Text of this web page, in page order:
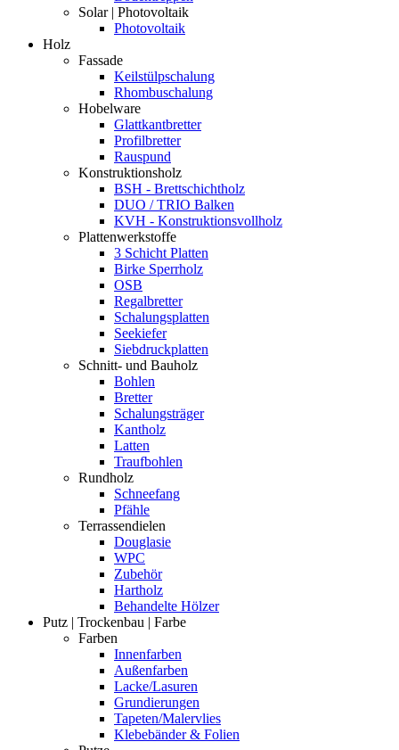
Solar | Photovoltaik
Photovoltaik
Holz
Fassade
Keilstülpschalung
Rhombuschalung
Hobelware
Glattkantbretter
Profilbretter
Rauspund
Konstruktionsholz
BSH - Brettschichtholz
DUO / TRIO Balken
KVH - Konstruktionsvollholz
Plattenwerkstoffe
3 Schicht Platten
Birke Sperrholz
OSB
Regalbretter
Schalungsplatten
Seekiefer
Siebdruckplatten
Schnitt- und Bauholz
Bohlen
Bretter
Schalungsträger
Kantholz
Latten
Traufbohlen
Rundholz
Schneefang
Pfähle
Terrassendielen
Douglasie
WPC
Zubehör
Hartholz
Behandelte Hölzer
Putz | Trockenbau | Farbe
Farben
Innenfarben
Außenfarben
Lacke/Lasuren
Grundierungen
Tapeten/Malervlies
Klebebänder & Folien